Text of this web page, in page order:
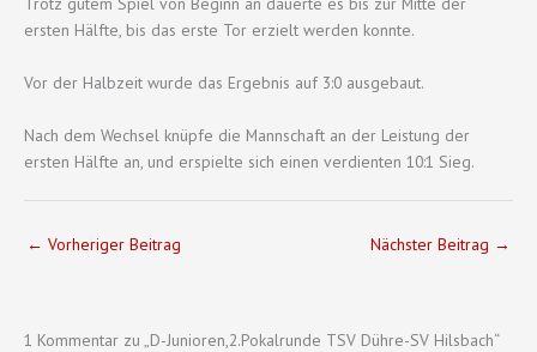
ersten Hälfte, bis das erste Tor erzielt werden konnte.
Vor der Halbzeit wurde das Ergebnis auf 3:0 ausgebaut.
Nach dem Wechsel knüpfe die Mannschaft an der Leistung der
ersten Hälfte an, und erspielte sich einen verdienten 10:1 Sieg.
← Vorheriger Beitrag Nächster Beitrag →
1 Kommentar zu „D-Junioren,2.Pokalrunde TSV Dühre-SV Hilsbach“